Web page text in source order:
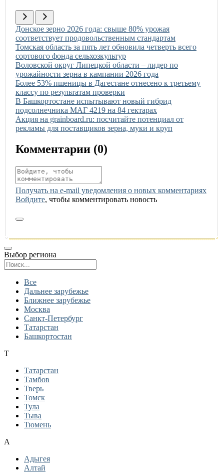
Иллюстрация новости
Донское зерно 2026 года: свыше 80% урожая
соответствует продовольственным стандартам
Иллюстрация новости
Томская область за пять лет обновила четверть всего
сортового фонда сельхозкультур
Иллюстрация новости
Воловской округ Липецкой области – лидер по
урожайности зерна в кампании 2026 года
Иллюстрация новости
Более 53% пшеницы в Дагестане отнесено к третьему
классу по результатам проверки
Иллюстрация новости
В Башкортостане испытывают новый гибрид
подсолнечника МАГ 4219 на 84 гектарах
Иллюстрация новости
Акция на grainboard.ru: посчитайте потенциал от
рекламы для поставщиков зерна, муки и круп
Комментарии (0)
Получать на e‑mail уведомления о новых комментариях
Войдите, чтобы комментировать новость
Выбор региона
Все
Дальнее зарубежье
Ближнее зарубежье
Москва
Санкт-Петербург
Татарстан
Башкортостан
Т
Татарстан
Тамбов
Тверь
Томск
Тула
Тыва
Тюмень
А
Адыгея
Алтай